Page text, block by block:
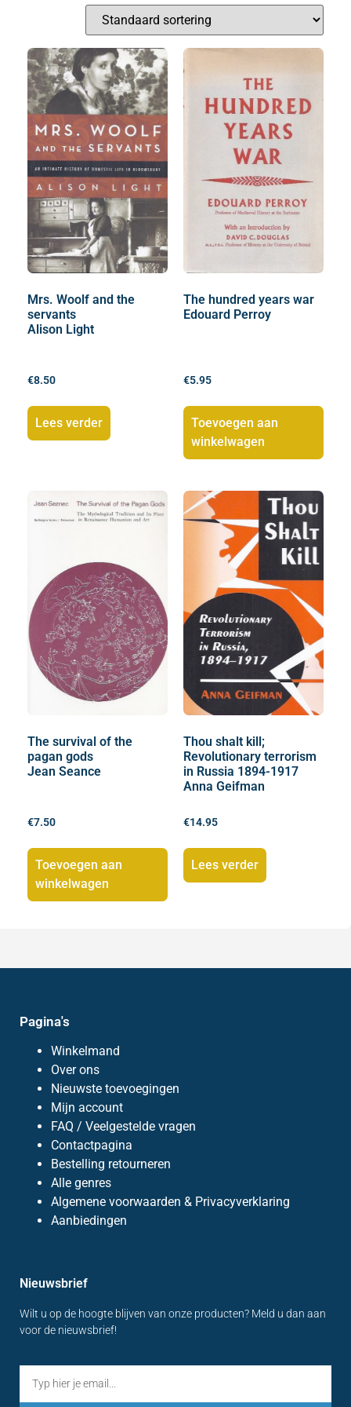
Mrs. Woolf and the
servants
Alison Light
€8.50
Lees verder
The hundred years war
Edouard Perroy
€5.95
Toevoegen aan
winkelwagen
The survival of the
pagan gods
Jean Seance
€7.50
Toevoegen aan
winkelwagen
Thou shalt kill;
Revolutionary terrorism
in Russia 1894-1917
Anna Geifman
€14.95
Lees verder
Pagina's
Winkelmand
Over ons
Nieuwste toevoegingen
Mijn account
FAQ / Veelgestelde vragen
Contactpagina
Bestelling retourneren
Alle genres
Algemene voorwaarden & Privacyverklaring
Aanbiedingen
Nieuwsbrief
Wilt u op de hoogte blijven van onze producten? Meld u dan aan
voor de nieuwsbrief!